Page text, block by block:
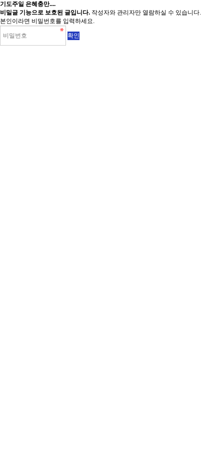
기도주일 은혜충만....
비밀글 기능으로 보호된 글입니다. 작성자와 관리자만 열람하실 수 있습니다.
본인이라면 비밀번호를 입력하세요.